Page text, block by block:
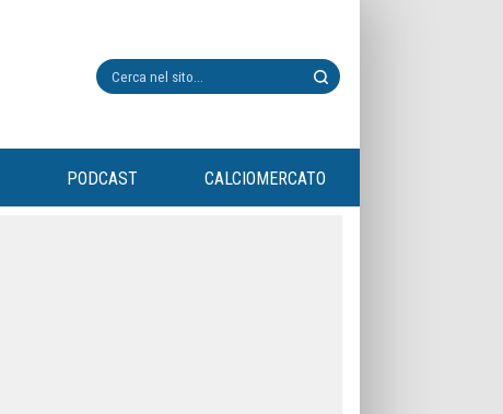
PODCAST CALCIOMERCATO